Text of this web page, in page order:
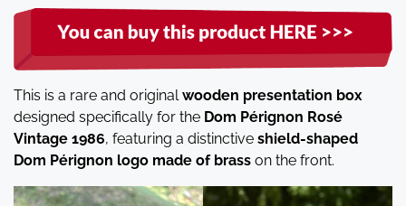
This is a rare and originalwooden presentation box
designed specifically for the Dom Pérignon Rosé
Vintage 1986, featuring a distinctive shield-shaped
Dom Pérignon logo made of brass on the front.